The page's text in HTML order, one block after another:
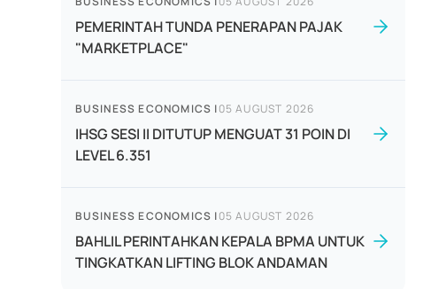
PEMERINTAH TUNDA PENERAPAN PAJAK
"MARKETPLACE"
BUSINESS ECONOMICS |05 AUGUST 2026
IHSG SESI II DITUTUP MENGUAT 31 POIN DI
LEVEL 6.351
BUSINESS ECONOMICS |05 AUGUST 2026
BAHLIL PERINTAHKAN KEPALA BPMA UNTUK
TINGKATKAN LIFTING BLOK ANDAMAN